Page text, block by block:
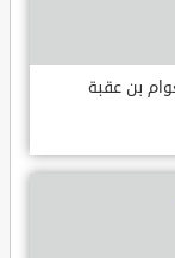
بن عقبة